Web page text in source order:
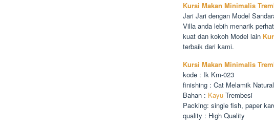
Kursi Makan Minimalis
Jari Jari dengan Model
Villa anda lebih menarik
kuat dan kokoh Model lain
terbaik dari kami.
Kursi Makan Minimalis
kode : Ik Km-023
finishing : Cat Melamik
Bahan : Kayu Trembesi
Packing: single fish, paper
quality : High Quality